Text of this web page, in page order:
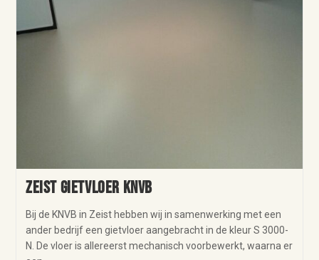
Zeist gietvloer KNVB
Bij de KNVB in Zeist hebben wij in samenwerking met een
ander bedrijf een gietvloer aangebracht in de kleur S 3000-
N. De vloer is allereerst mechanisch voorbewerkt, waarna er